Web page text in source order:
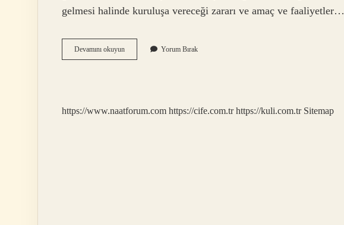
gelmesi halinde kuruluşa vereceği zararı ve amaç ve faaliyetler…
Devamını okuyunKantitatif
Risk
Yorum Bırak
https://www.naatforum.com https://cife.com.tr https://kuli.com.tr Sitemap